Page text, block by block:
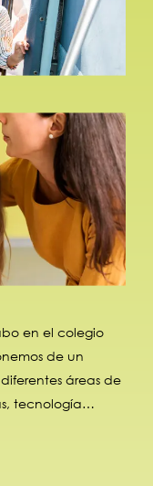
en el colegio
de un
áreas de
tecnología…